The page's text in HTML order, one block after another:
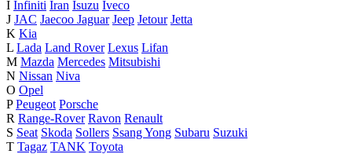
I Infiniti Iran Isuzu Iveco
J JAC Jaecoo Jaguar Jeep Jetour Jetta
K Kia
L Lada Land Rover Lexus Lifan
M Mazda Mercedes Mitsubishi
N Nissan Niva
O Opel
P Peugeot Porsche
R Range-Rover Ravon Renault
S Seat Skoda Sollers Ssang Yong Subaru Suzuki
T Tagaz TANK Toyota